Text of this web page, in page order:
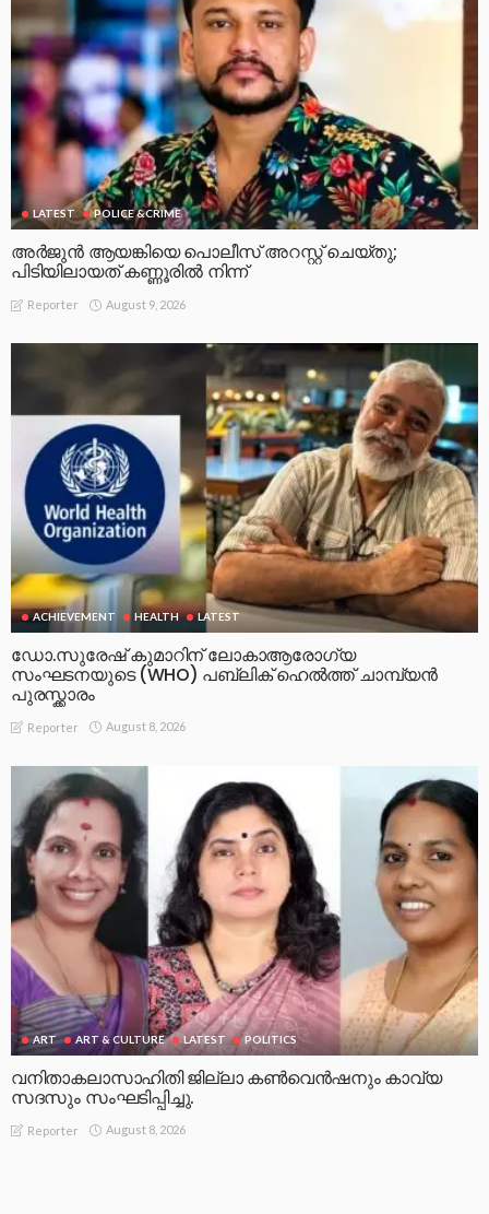
LATEST POLICE &CRIME
അർജുൻ ആയങ്കിയെ പൊലീസ് അറസ്റ്റ് ചെയ്‌തു;
പിടിയിലായത് കണ്ണൂരിൽ നിന്ന്
Reporter August 9, 2026
ACHIEVEMENT HEALTH LATEST
ഡോ.സുരേഷ് കുമാറിന് ലോകാആരോഗ്യ
സംഘടനയുടെ (WHO) പബ്ലിക് ഹെൽത്ത് ചാമ്പ്യൻ
പുരസ്ക്കാരം
Reporter August 8, 2026
ART ART & CULTURE LATEST POLITICS
വനിതാകലാസാഹിതി ജില്ലാ കൺവെൻഷനും കാവ്യ
സദസും സംഘടിപ്പിച്ചു.
Reporter August 8, 2026